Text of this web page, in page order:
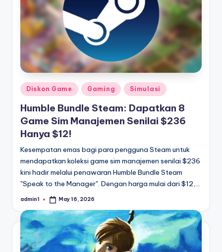
Posted
in
Diskon Game Gaming Simulasi
Humble Bundle Steam: Dapatkan 8
Game Sim Manajemen Senilai $236
Hanya $12!
Kesempatan emas bagi para pengguna Steam untuk
mendapatkan koleksi game sim manajemen senilai $236
kini hadir melalui penawaran Humble Bundle Steam
"Speak to the Manager". Dengan harga mulai dari $12,…
Posted
admin1 May 16, 2026